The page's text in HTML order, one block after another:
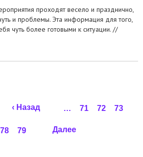
проходят весело и празднично,
и проблемы. Эта информация для того,
чуть более готовыми к ситуации. //
‹ Назад … 71 72 73
78 79 Далее